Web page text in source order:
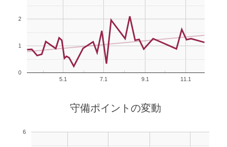
5.1 7.1 9.1 11.1
0
1
2
守備ポイントの変動
6